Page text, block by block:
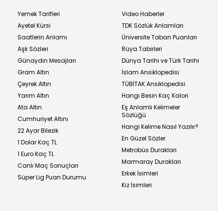
Yemek Tarifleri
Ayetel Kürsi
Saatlerin Anlamı
Aşk Sözleri
Günaydın Mesajları
Gram Altın
Çeyrek Altın
Yarım Altın
Ata Altın
Cumhuriyet Altını
22 Ayar Bilezik
1 Dolar Kaç TL
1 Euro Kaç TL
Canlı Maç Sonuçları
Süper Lig Puan Durumu
Video Haberler
TDK Sözlük Anlamları
Üniversite Taban Puanları
Rüya Tabirleri
Dünya Tarihi ve Türk Tarihi
İslam Ansiklopedisi
TÜBİTAK Ansiklopedisi
Hangi Besin Kaç Kalori
Eş Anlamlı Kelimeler
Sözlüğü
Hangi Kelime Nasıl Yazılır?
En Güzel Sözler
Metrobüs Durakları
Marmaray Durakları
Erkek İsimleri
Kız İsimleri